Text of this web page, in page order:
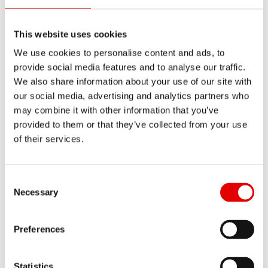
This website uses cookies
We use cookies to personalise content and ads, to
provide social media features and to analyse our traffic.
We also share information about your use of our site with
our social media, advertising and analytics partners who
may combine it with other information that you’ve
provided to them or that they’ve collected from your use
of their services.
Necessary
Preferences
disponible y el coste de su aplicación, adoptará
con miras a informar a los responsables que
estén tratando los datos personales de la
solicitud del interesado de supresión de
cualquier enlace a esos datos personales, o
cualquier copia o réplica de los mismos.
d) Excepciones
(1) para ejercer el derecho a la libertad de
expresión e información;
(2) para el cumplimiento de una obligación